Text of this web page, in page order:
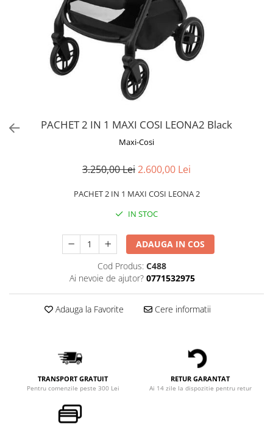
PACHET 2 IN 1 MAXI COSI LEONA2 Black
Maxi-Cosi
3.250,00 Lei2.600,00 Lei
PACHET 2 IN 1 MAXI COSI LEONA 2
IN STOC
ADAUGA IN COS
Cod Produs: C488
Ai nevoie de ajutor? 0771532975
Adauga la Favorite Cere informatii
TRANSPORT GRATUIT
Pentru comenzile peste 300 Lei
RETUR GARANTAT
Ai 14 zile la dispozitie pentru retur